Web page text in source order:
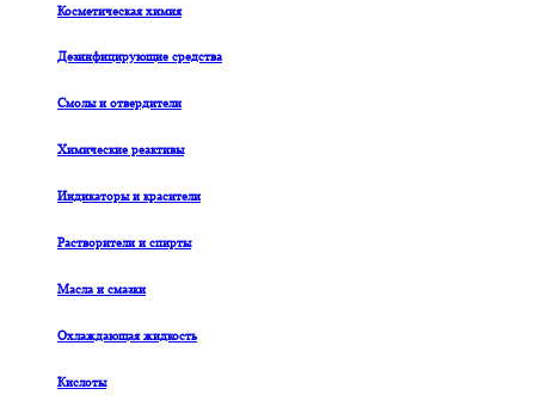
Косметическая химия
Дезинфицирующие средства
Смолы и отвердители
Химические реактивы
Индикаторы и красители
Растворители и спирты
Масла и смазки
Охлаждающая жидкость
Кислоты